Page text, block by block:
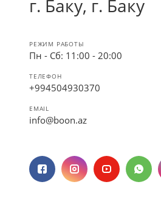
г. Баку, г. Баку
РЕЖИМ РАБОТЫ
Пн - Сб: 11:00 - 20:00
ТЕЛЕФОН
+994504930370
EMAIL
info@boon.az